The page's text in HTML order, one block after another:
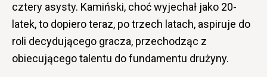
cztery asysty. Kamiński, choć wyjechał jako 20-
latek, to dopiero teraz, po trzech latach, aspiruje do
roli decydującego gracza, przechodząc z
obiecującego talentu do fundamentu drużyny.